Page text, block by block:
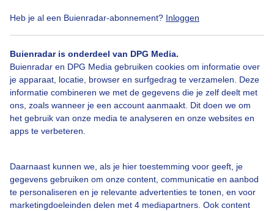
Heb je al een Buienradar-abonnement? Inloggen
Buienradar is onderdeel van DPG Media.
Buienradar en DPG Media gebruiken cookies om informatie over
je apparaat, locatie, browser en surfgedrag te verzamelen. Deze
informatie combineren we met de gegevens die je zelf deelt met
ons, zoals wanneer je een account aanmaakt. Dit doen we om
het gebruik van onze media te analyseren en onze websites en
apps te verbeteren.
Daarnaast kunnen we, als je hier toestemming voor geeft, je
gegevens gebruiken om onze content, communicatie en aanbod
te personaliseren en je relevante advertenties te tonen, en voor
marketingdoeleinden delen met 4 mediapartners. Ook content
Wolken Wind Zonsopkomst
Bekijk slideshow